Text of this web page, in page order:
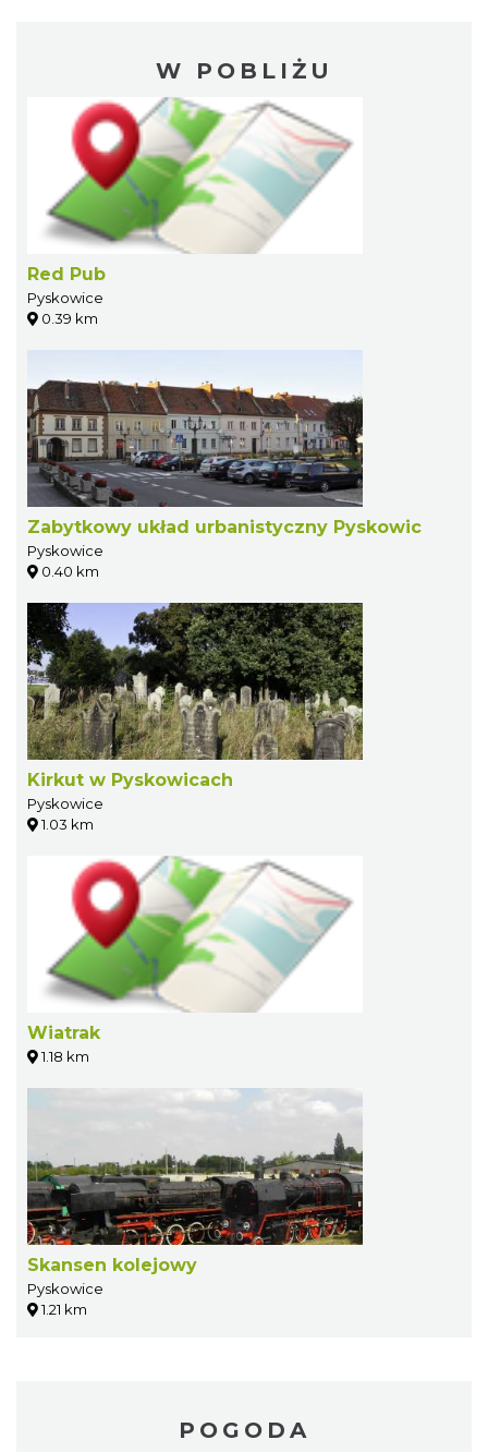
W POBLIŻU
Red Pub
Pyskowice
0.39 km
Zabytkowy układ urbanistyczny Pyskowic
Pyskowice
0.40 km
Kirkut w Pyskowicach
Pyskowice
1.03 km
Wiatrak
1.18 km
Skansen kolejowy
Pyskowice
1.21 km
POGODA